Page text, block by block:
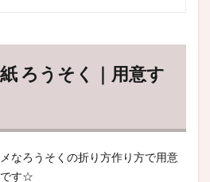
ろうそく｜用意す
なろうそくの折り方作り方で用意
です☆